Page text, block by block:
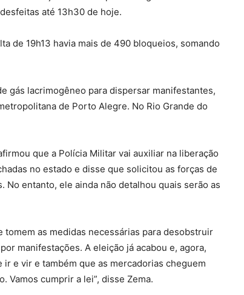
até 13h30 de hoje.
de 19h13 havia mais de 490 bloqueios, somando
gás lacrimogêneo para dispersar manifestantes,
de Porto Alegre. No Rio Grande do
que a Polícia Militar vai auxiliar na liberação
no estado e disse que solicitou as forças de
No entanto, ele ainda não detalhou quais serão as
tomem as medidas necessárias para desobstruir
manifestações. A eleição já acabou e, agora,
e vir e também que as mercadorias cheguem
Vamos cumprir a lei”, disse Zema.